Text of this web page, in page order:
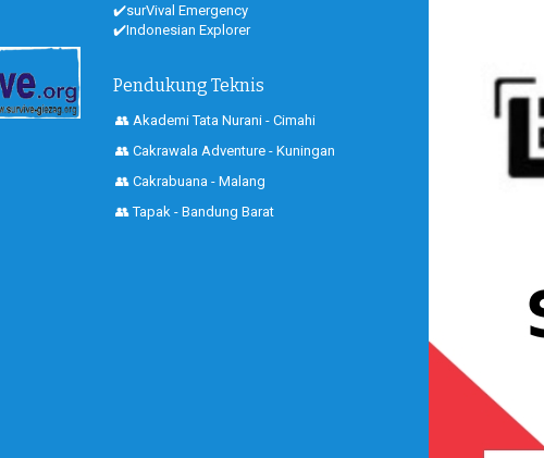
✔️surVival Emergency
✔️Indonesian Explorer
Pendukung Teknis
👥 Akademi Tata Nurani - Cimahi
👥 Cakrawala Adventure - Kuningan
👥 Cakrabuana - Malang
👥 Tapak - Bandung Barat